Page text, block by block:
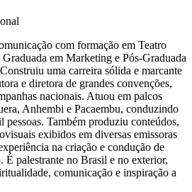
com formação em Teatro
em Marketing e Pós-Graduada
uma carreira sólida e marcante
e diretora de grandes convenções,
nacionais. Atuou em palcos
Anhembi e Pacaembu, conduzindo
pessoas. Também produziu conteúdos,
exibidos em diversas emissoras
na criação e condução de
É palestrante no Brasil e no exterior,
comunicação e inspiração a